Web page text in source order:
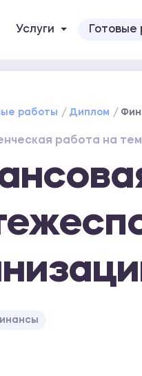
Услуги
работы Диплом
работа на